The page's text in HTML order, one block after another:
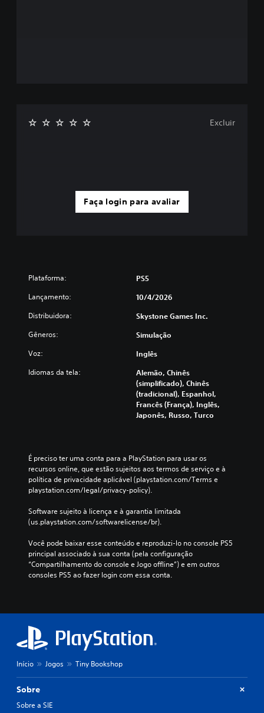
Faça login para avaliar
Excluir
Plataforma: PS5
Lançamento: 10/4/2026
Distribuidora: Skystone Games Inc.
Gêneros: Simulação
Voz: Inglês
Idiomas da tela:
Alemão, Chinês
(simplificado), Chinês
(tradicional), Espanhol,
Francês (França), Inglês,
Japonês, Russo, Turco
É preciso ter uma conta para a PlayStation para usar os
recursos online, que estão sujeitos aos termos de serviço e à
política de privacidade aplicável (playstation.com/Terms e
playstation.com/legal/privacy-policy).
Software sujeito à licença e à garantia limitada
(us.playstation.com/softwarelicense/br).
Você pode baixar esse conteúdo e reproduzi-lo no console PS5
principal associado à sua conta (pela configuração
“Compartilhamento do console e Jogo offline”) e em outros
consoles PS5 ao fazer login com essa conta.
Início Jogos Tiny Bookshop
Sobre
Sobre a SIE